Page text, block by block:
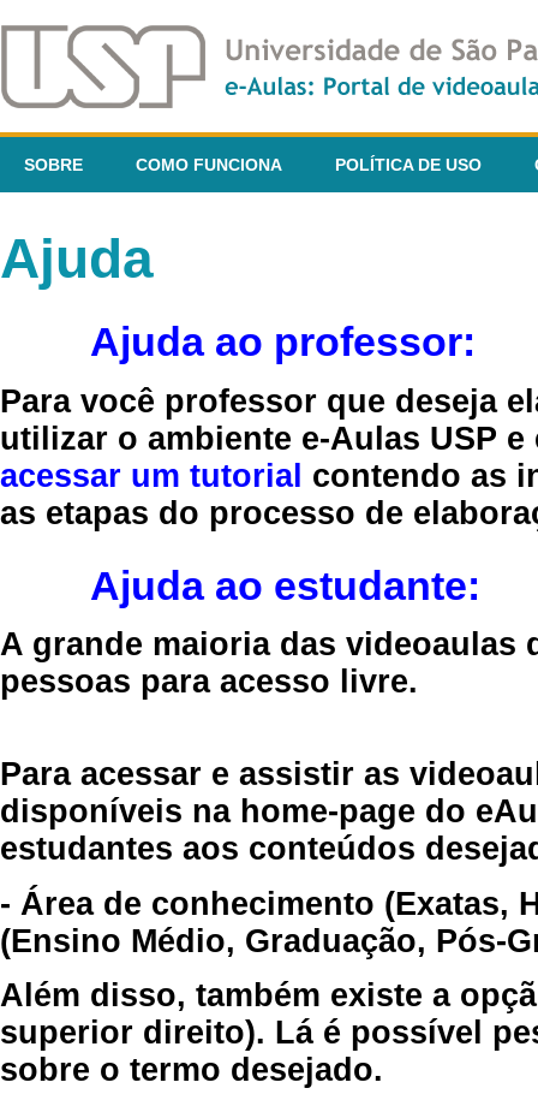
SOBRE COMO FUNCIONA POLÍTICA DE USO
Ajuda
Ajuda ao professor:
Para você professor que deseja
utilizar o ambiente e-Aulas USP
acessar um tutorial contendo as
as etapas do processo de
Ajuda ao estudante:
A grande maioria das videoaulas
pessoas para acesso livre.
Para acessar e assistir as
disponíveis na home-page do
estudantes aos conteúdos
- Área de conhecimento (Exatas,
(Ensino Médio, Graduação, Pós-
Além disso, também existe a
superior direito). Lá é possível
sobre o termo desejado.